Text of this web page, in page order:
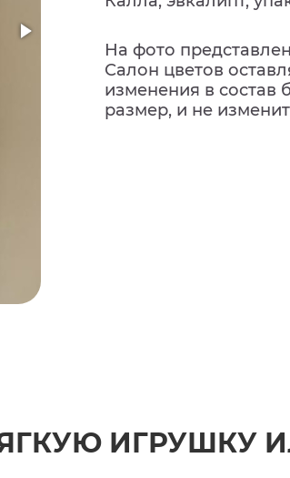
На фото
Салон цветов
изменения в состав
размер, и не
ИГРУШКУ